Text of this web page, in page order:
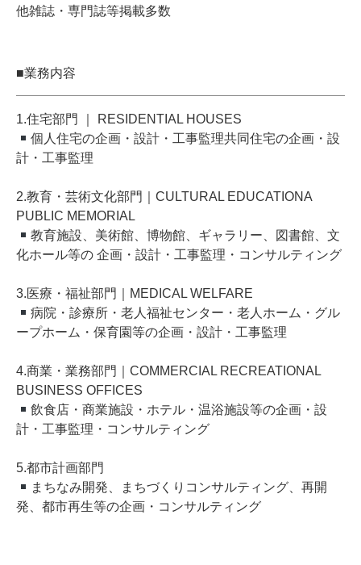
他雑誌・専門誌等掲載多数
■業務内容
1.住宅部門 ｜ RESIDENTIAL HOUSES
個人住宅の企画・設計・工事監理共同住宅の企画・設
計・工事監理
2.教育・芸術文化部門｜CULTURAL EDUCATIONA
PUBLIC MEMORIAL
教育施設、美術館、博物館、ギャラリー、図書館、文
化ホール等の 企画・設計・工事監理・コンサルティング
3.医療・福祉部門｜MEDICAL WELFARE
病院・診療所・老人福祉センター・老人ホーム・グル
ープホーム・保育園等の企画・設計・工事監理
4.商業・業務部門｜COMMERCIAL RECREATIONAL
BUSINESS OFFICES
飲食店・商業施設・ホテル・温浴施設等の企画・設
計・工事監理・コンサルティング
5.都市計画部門
まちなみ開発、まちづくりコンサルティング、再開
発、都市再生等の企画・コンサルティング